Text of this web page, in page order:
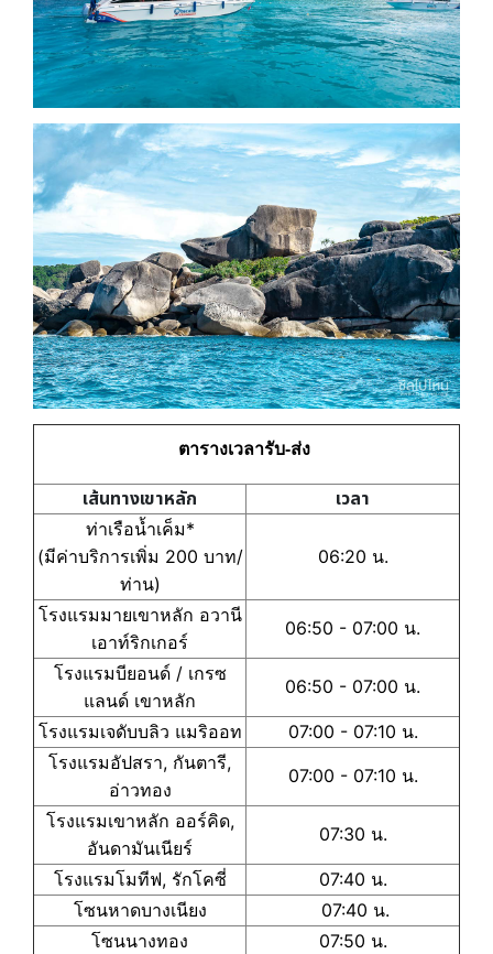
ตารางเวลารับ-ส่ง
เส้นทางเขาหลัก เวลา
ท่าเรือน้ำเค็ม*
(มีค่าบริการเพิ่ม 200 บาท/
ท่าน)
06:20 น.
โรงแรมมายเขาหลัก อวานี
เอาท์ริกเกอร์
06:50 - 07:00 น.
โรงแรมบียอนด์ / เกรซ
แลนด์ เขาหลัก
06:50 - 07:00 น.
โรงแรมเจดับบลิว แมริออท
07:00 - 07:10 น.
โรงแรมอัปสรา, กันตารี,
อ่าวทอง
07:00 - 07:10 น.
โรงแรมเขาหลัก ออร์คิด,
อันดามันเนียร์
07:30 น.
โรงแรมโมทีฟ, รักโคซี่
07:40 น.
โซนหาดบางเนียง
07:40 น.
โซนนางทอง
07:50 น.